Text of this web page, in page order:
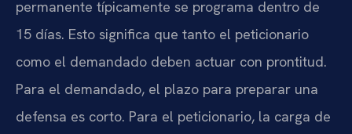
permanente típicamente se programa dentro de
15 días. Esto significa que tanto el peticionario
como el demandado deben actuar con prontitud.
Para el demandado, el plazo para preparar una
defensa es corto. Para el peticionario, la carga de